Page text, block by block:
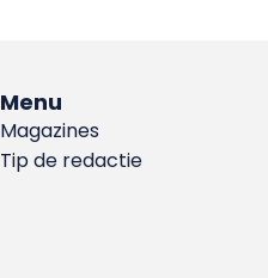
Menu
Magazines
Tip de redactie